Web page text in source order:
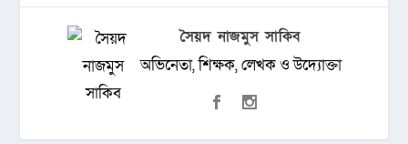
সৈয়দ নাজমুস সাকিব
অভিনেতা, শিক্ষক, লেখক ও উদ্যোক্তা